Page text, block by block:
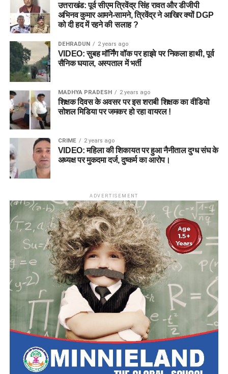
उत्तराखंड: पूर्व सीएम त्रिवेंद्र सिंह रावत और डीजीपी
अभिनव कुमार आमने-सामने, त्रिवेंद्र ने आखिर क्यों DGP
को दी हद में रहने की सलाह ?
DEHRADUN 2 years ago
VIDEO: सुबह मॉर्निंग वॉक पर हाइवे पर निकला हाथी, पूर्व
सैनिक घयाल, अस्पताल में भर्ती
MADHYA PRADESH 2 years ago
शिक्षक दिवस के अवसर पर इस शराबी शिक्षक का वीडियो
सोशल मिडिया पर जमकर हो रहा वायरल !
CRIME 2 years ago
VIDEO: महिला की शिकायत पर हुआ नैनीताल दुग्ध संघ के
अध्यक्ष पर मुकदमा दर्ज, दुष्कर्म का आरोप।
ADVERTISEMENT